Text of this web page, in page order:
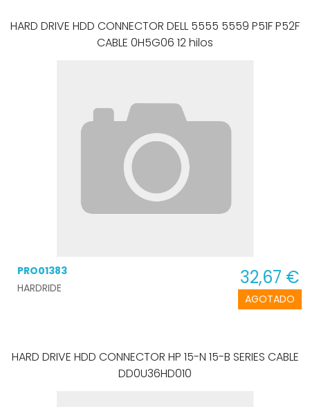
HARD DRIVE HDD CONNECTOR DELL 5555 5559 P51F P52F
CABLE 0H5G06 12 hilos
AGOTADO
PRO01383
HARDRIDE
32,67 €
HARD DRIVE HDD CONNECTOR HP 15-N 15-B SERIES CABLE
DD0U36HD010